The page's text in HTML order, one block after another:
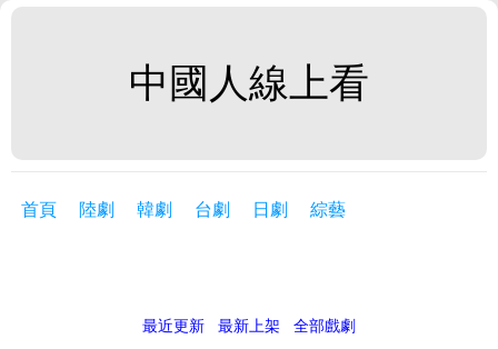
中國人線上看
首頁 陸劇 韓劇 台劇 日劇 綜藝
最近更新 最新上架 全部戲劇